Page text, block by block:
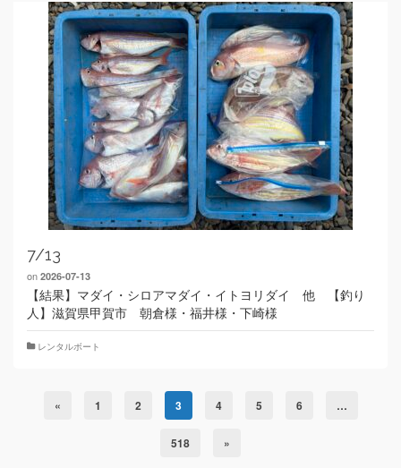
7/13
on 2026-07-13
【結果】マダイ・シロアマダイ・イトヨリダイ 他 【釣り
人】滋賀県甲賀市 朝倉様・福井様・下崎様
レンタルボート
« 1 2 3 4 5 6 …
518 »